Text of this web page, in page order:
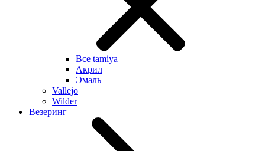
Все tamiya
Акрил
Эмаль
Vallejo
Wilder
Везеринг